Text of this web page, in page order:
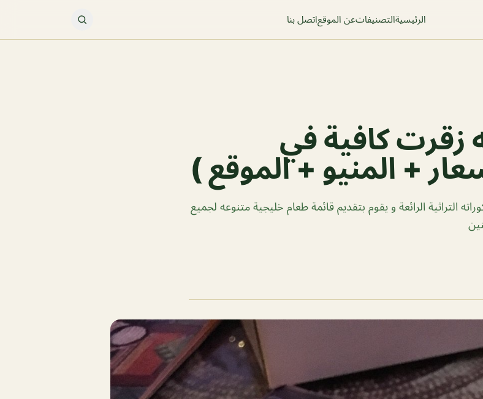
الرئيسيةالتصنيفاتعن الموقعاتصل بنا
زقرت كافية في
+ المنيو + الموقع )
التراثية الرائعة و يقوم بتقديم قائمة طعام خليجية متنوعه لجميع